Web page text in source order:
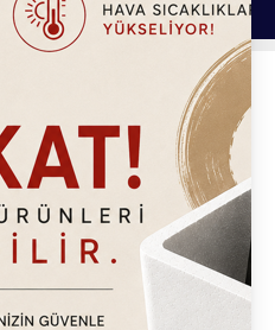
Çekebilir.
Specofix Speculoos Topping
(1kg)